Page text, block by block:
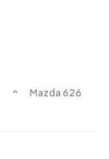
Mazda 626